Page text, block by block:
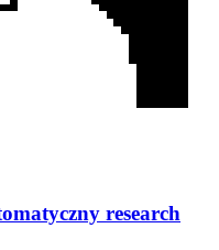
research